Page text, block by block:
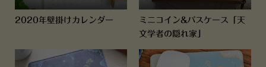
2020年壁掛けカレンダー
ミニコイン&パスケース「天
文学者の隠れ家」